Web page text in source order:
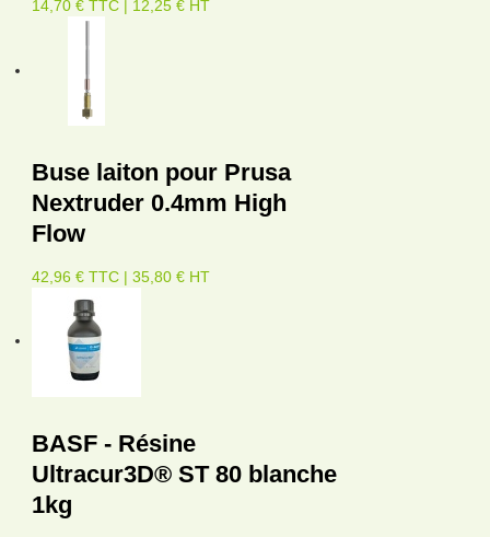
14,70 € TTC | 12,25 € HT
Buse laiton pour Prusa
Nextruder 0.4mm High
Flow
42,96 € TTC | 35,80 € HT
BASF - Résine
Ultracur3D® ST 80 blanche
1kg